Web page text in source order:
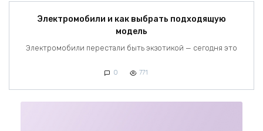
Электромобили и как выбрать подходящую
модель
Электромобили перестали быть экзотикой — сегодня это
0 771